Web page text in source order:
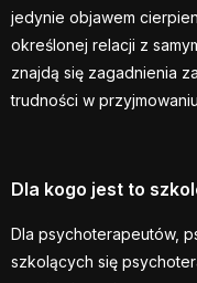
jedynie objawem
określonej relacji z
znajdą się zagadnienia
trudności w
Dla kogo jest to
Dla psychoterapeutów,
szkolących się